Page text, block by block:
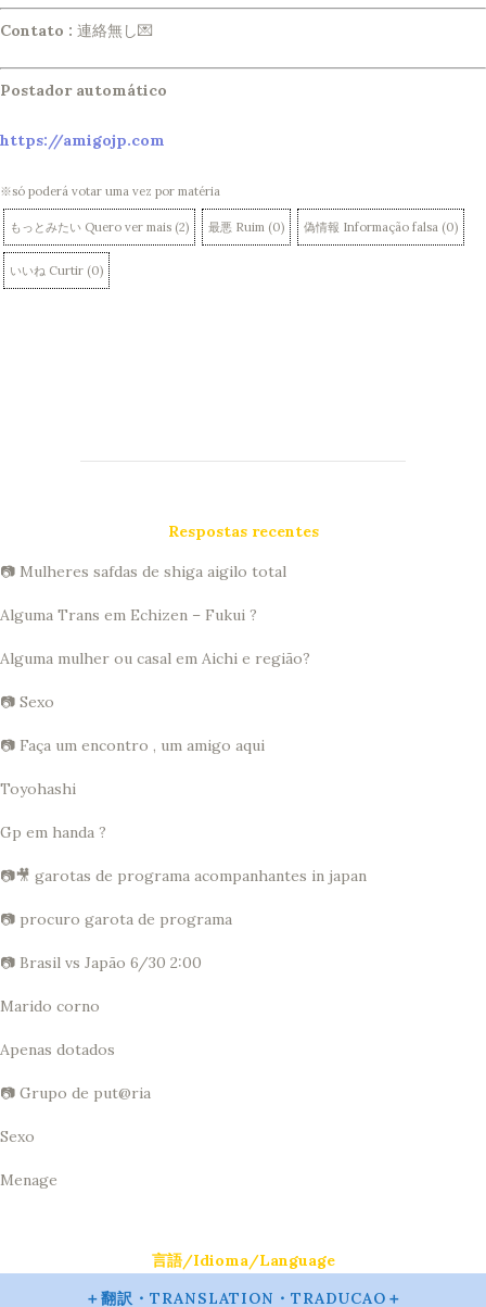
Contato : 連絡無し💌
Postador automático
https://amigojp.com
※só poderá votar uma vez por matéria
もっとみたい Quero ver mais (2) 最悪 Ruim (0) 偽情報 Informação falsa (0)
いいね Curtir (0)
Respostas recentes
📷 Mulheres safdas de shiga aigilo total
Alguma Trans em Echizen – Fukui ?
Alguma mulher ou casal em Aichi e região?
📷 Sexo
📷 Faça um encontro , um amigo aqui
Toyohashi
Gp em handa ?
📷🎥 garotas de programa acompanhantes in japan
📷 procuro garota de programa
📷 Brasil vs Japão 6/30 2:00
Marido corno
Apenas dotados
📷 Grupo de put@ria
Sexo
Menage
言語/Idioma/Language
＋翻訳・TRANSLATION・TRADUCAO＋